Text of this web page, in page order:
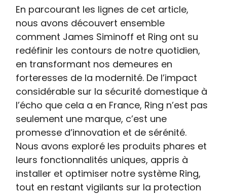
En parcourant les lignes de cet article,
nous avons découvert ensemble
comment James Siminoff et Ring ont su
redéfinir les contours de notre quotidien,
en transformant nos demeures en
forteresses de la modernité. De l’impact
considérable sur la sécurité domestique à
l’écho que cela a en France, Ring n’est pas
seulement une marque, c’est une
promesse d’innovation et de sérénité.
Nous avons exploré les produits phares et
leurs fonctionnalités uniques, appris à
installer et optimiser notre système Ring,
tout en restant vigilants sur la protection